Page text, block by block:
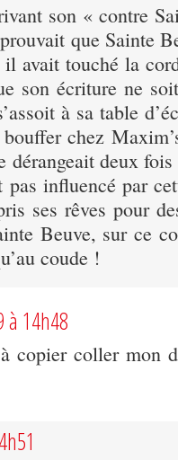
son « contre
que Sainte
avait touché la
son écriture ne
à sa table
chez
dérangeait deux
influencé par
ses rêves pour
Beuve, sur ce
coude !
à 14h48
copier coller mon